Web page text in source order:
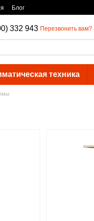
Блог
332 943 Перезвонить вам?
техника